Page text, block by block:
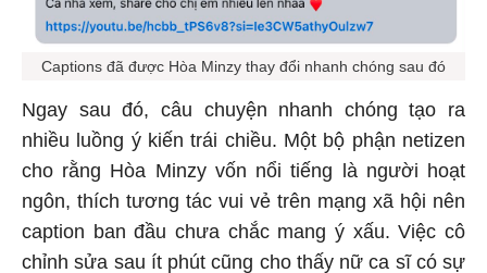
Captions đã được Hòa Minzy thay đổi nhanh chóng sau đó
Ngay sau đó, câu chuyện nhanh chóng tạo ra
nhiều luồng ý kiến trái chiều. Một bộ phận netizen
cho rằng Hòa Minzy vốn nổi tiếng là người hoạt
ngôn, thích tương tác vui vẻ trên mạng xã hội nên
caption ban đầu chưa chắc mang ý xấu. Việc cô
chỉnh sửa sau ít phút cũng cho thấy nữ ca sĩ có sự